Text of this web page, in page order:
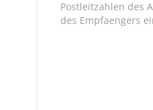
Postleitzahlen des
des Empfaengers